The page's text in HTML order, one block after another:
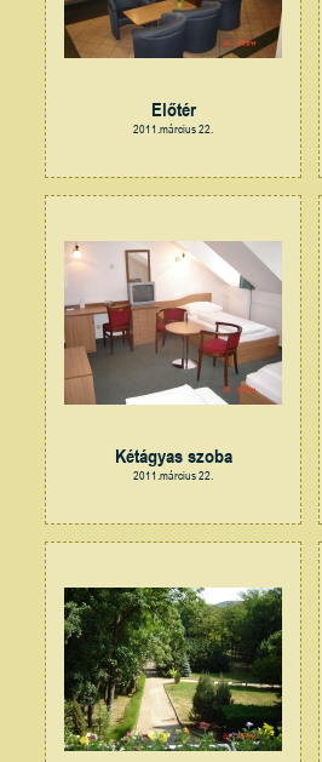
Előtér
2011.március 22.
Kétágyas szoba
2011.március 22.